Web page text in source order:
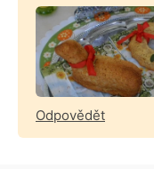
Odpovědět